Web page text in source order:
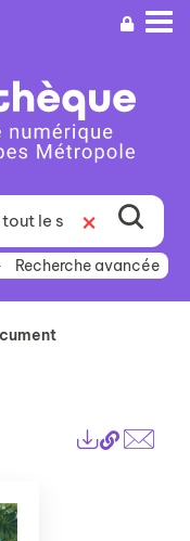
Recherche avancée
Lien